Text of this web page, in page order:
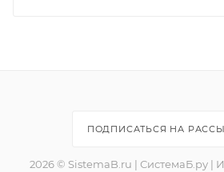
ПОДПИСАТЬСЯ НА
2026 © SistemaB.ru | СистемаБ.ру |